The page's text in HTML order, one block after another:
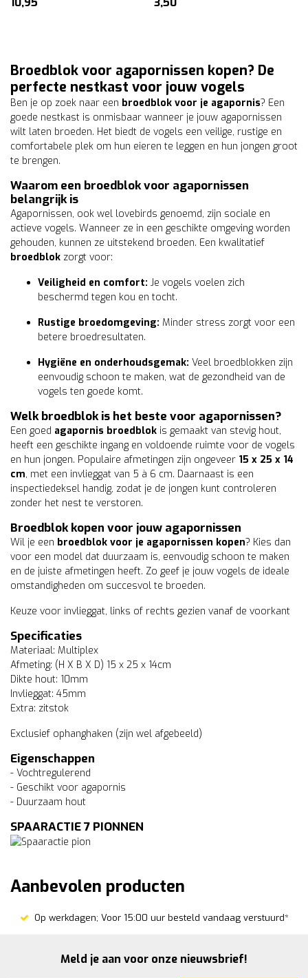
Broedblok voor agapornissen kopen? De
perfecte nestkast voor jouw vogels
Ben je op zoek naar een broedblok voor je agapornis? Een
goede nestkast is onmisbaar wanneer je jouw agapornissen
wilt laten broeden. Het biedt de vogels een veilige, rustige en
comfortabele plek om hun eieren te leggen en hun jongen groot
te brengen.
Waarom een broedblok voor agapornissen
belangrijk is
Agapornissen, ook wel lovebirds genoemd, zijn sociale en
actieve vogels. Wanneer ze in een geschikte omgeving worden
gehouden, kunnen ze uitstekend broeden. Een kwalitatief
broedblok zorgt voor:
Veiligheid en comfort: Je vogels voelen zich
beschermd tegen kou en tocht.
Rustige broedomgeving: Minder stress zorgt voor een
betere broedresultaten.
Hygiëne en onderhoudsgemak: Veel broedblokken zijn
eenvoudig schoon te maken, wat de gezondheid van de
vogels ten goede komt.
Welk broedblok is het beste voor agapornissen?
Een goed agapornis broedblok is gemaakt van stevig hout,
heeft een geschikte ingang en voldoende ruimte voor de vogels
en hun jongen. Populaire afmetingen zijn ongeveer 15 x 25 x 14
cm, met een invlieggat van 5 à 6 cm. Daarnaast is een
inspectiedeksel handig, zodat je de jongen kunt controleren
zonder het nest te verstoren.
Broedblok kopen voor jouw agapornissen
Wil je een broedblok voor je agapornissen kopen? Kies dan
voor een model dat duurzaam is, eenvoudig schoon te maken
en de juiste afmetingen heeft. Zo geef je jouw vogels de ideale
omstandigheden om succesvol te broeden.
Keuze voor invlieggat, links of rechts gezien vanaf de voorkant
Specificaties
Materiaal: Multiplex
Afmeting: (H X B X D) 15 x 25 x 14cm
Dikte hout: 10mm
Invlieggat: 45mm
Extra: zitstok
Exclusief ophanghaken (zijn wel afgebeeld)
Eigenschappen
- Vochtregulerend
- Geschikt voor agapornis
- Duurzaam hout
SPAARACTIE 7 PIONNEN
Aanbevolen producten
Op werkdagen; Voor 15:00 uur besteld vandaag verstuurd*
Meld je aan voor onze nieuwsbrief!